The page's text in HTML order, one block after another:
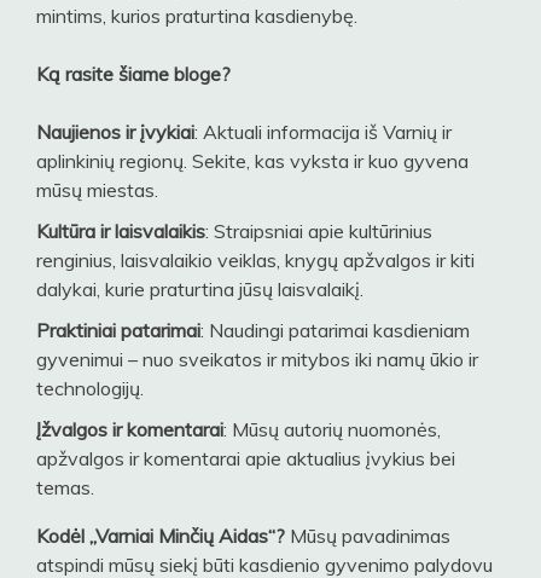
mintims, kurios praturtina kasdienybę.
Ką rasite šiame bloge?
Naujienos ir įvykiai: Aktuali informacija iš Varnių ir
aplinkinių regionų. Sekite, kas vyksta ir kuo gyvena
mūsų miestas.
Kultūra ir laisvalaikis: Straipsniai apie kultūrinius
renginius, laisvalaikio veiklas, knygų apžvalgos ir kiti
dalykai, kurie praturtina jūsų laisvalaikį.
Praktiniai patarimai: Naudingi patarimai kasdieniam
gyvenimui – nuo sveikatos ir mitybos iki namų ūkio ir
technologijų.
Įžvalgos ir komentarai: Mūsų autorių nuomonės,
apžvalgos ir komentarai apie aktualius įvykius bei
temas.
Kodėl „Varniai Minčių Aidas“? Mūsų pavadinimas
atspindi mūsų siekį būti kasdienio gyvenimo palydovu